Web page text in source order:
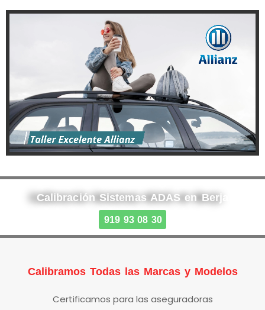
Calibración Sistemas ADAS en Berja
919 93 08 30
Calibramos Todas las Marcas y Modelos
Certificamos para las aseguradoras